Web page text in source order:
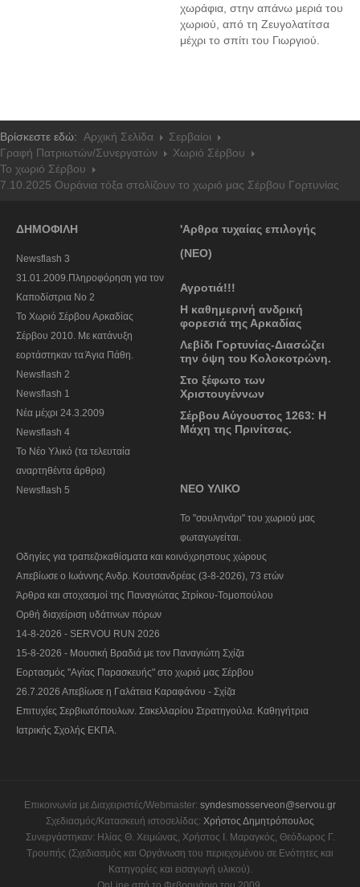
χωράφια, στην απάνω μεριά του
χωριού, από τη Ζευγολατίτσα
μέχρι το σπίτι του Γιωργιού.
Βρίσκεστε εδώ: Αρχική Σελίδα
Σερβαίοι
Γραφή Πατριωτών/Συνεργατών
Χωριό Σέρβου
Το χωριό Σέρβου
7.10.2025 Ουράνια τόξα στολίζουν το χωριό μας Σέρβου Γορτυνίας
ΔΗΜΟΦΙΛΗ
Newsflash 3
31.01.2009.Πληροφόρηση για τον
Καποδίστρια Νο 2
To Χωριό Σέρβου Αρκαδίας
Σέρβου 2010. Με κατάνυξη
εορτάστηκαν τα Άγια Πάθη.
Newsflash 2
Newsflash 1
Nέα μέχρι 24.3.2009
Newsflash 4
Το Νέο Υλικό (τα τελευταία
αναρτηθέντα άρθρα)
Newsflash 5
'Αρθρα τυχαίας επιλογής
(ΝΕΟ)
Αγροτιά!!!
Η καθημερινή ανδρική
φορεσιά της Αρκαδίας
Λεβίδι Γορτυνίας-Διασώζει
την όψη του Κολοκοτρώνη.
Στο ξέφωτο των
Χριστουγέννων
Σέρβου Αύγουστος 1263: Η
Μάχη της Πρινίτσας.
ΝΕΟ ΥΛΙΚΟ
To "σουληνάρι" του χωριού μας
φωταγωγείται.
Οδηγίες για τραπεζοκαθίσματα και κοινόχρηστους χώρους
Απεβίωσε ο Ιωάννης Ανδρ. Κουτσανδρέας (3-8-2026), 73 ετών
Άρθρα και στοχασμοί της Παναγιώτας Στρίκου-Τομοπούλου
Ορθή διαχείριση υδάτινων πόρων
14-8-2026 - SERVOU RUN 2026
15-8-2026 - Μουσική Βραδιά με τον Παναγιώτη Σχίζα
Εορτασμός "Αγίας Παρασκευής" στο χωριό μας Σέρβου
26.7.2026 Απεβίωσε η Γαλάτεια Καραφάνου - Σχίζα
Επιτυχίες Σερβιωτόπουλων. Σακελλαρίου Στρατηγούλα. Καθηγήτρια
Ιατρικής Σχολής ΕΚΠΑ.
Επικοινωνία με Διαχειριστές/Webmaster: syndesmosserveon@servou.gr
Σχεδιασμός/Κατασκευή ιστοσελίδας: Χρήστος Δημητρόπουλος
Συνεργάστηκαν: Ηλίας Θ. Χειμώνας, Χρήστος Ι. Μαραγκός, Θεόδωρος Γ.
Τρουπής (Σχεδιασμός και Οργάνωση του περιεχομένου σε Ενότητες και
Κατηγορίες και εισαγωγή υλικού).